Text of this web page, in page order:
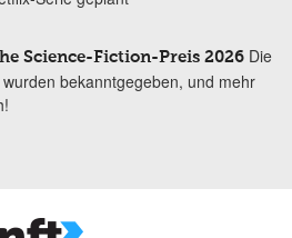
Science-Fiction-Preis 2026 Die
bekanntgegeben, und mehr